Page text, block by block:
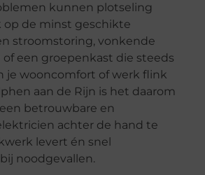
kunnen plotseling
op de minst geschikte
stroomstoring, vonkende
een groepenkast die steeds
je wooncomfort of werk flink
aan de Rijn is het daarom
betrouwbare en
achter de hand te
levert én snel
noodgevallen.